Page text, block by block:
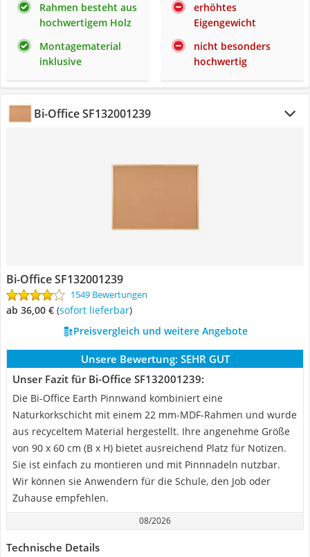
Rahmen besteht aus
hochwertigem Holz
Montagematerial
inklusive
erhöhtes
Eigengewicht
nicht besonders
hochwertig
Bi-Office SF132001239
Bi-Office SF132001239
1549 Bewertungen
ab 36,00 € ( Sofort lieferbar)
Preisvergleich und weitere Angebote
Unsere Bewertung: SEHR GUT
Unser Fazit für Bi-Office SF132001239:
Die Bi-Office Earth Pinnwand kombiniert eine
Naturkorkschicht mit einem 22 mm-MDF-Rahmen und wurde
aus recyceltem Material hergestellt. Ihre angenehme Größe
von 90 x 60 cm (B x H) bietet ausreichend Platz für Notizen.
Sie ist einfach zu montieren und mit Pinnnadeln nutzbar.
Wir können sie Anwendern für die Schule, den Job oder
Zuhause empfehlen.
08/2026
Technische Details